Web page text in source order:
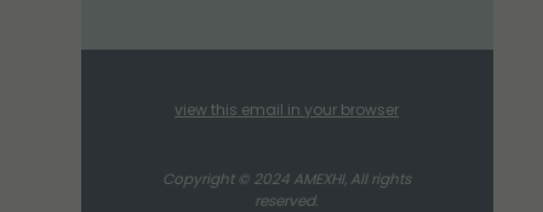
view this email in your browser
Copyright © 2024 AMEXHI, All rights
reserved.